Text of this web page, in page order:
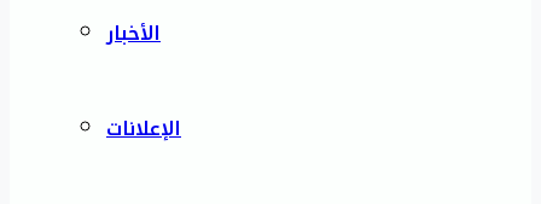
الأخبار
الإعلانات